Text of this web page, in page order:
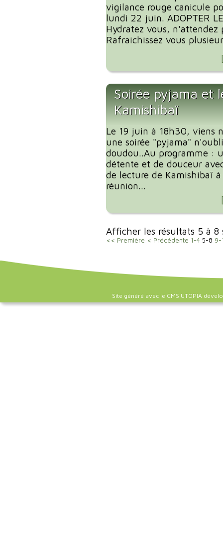
vigilance rouge canicule
lundi 22 juin. ADOPTER
Hydratez vous,
Rafraichissez vous
Soirée pyjama et
Kamishibaï
Le 19 juin à 18h30, viens
une soirée "pyjama"
doudou..Au programme :
détente et de douceur
de lecture de Kamishibaï
réunion...
Afficher les résultats 5 à
<< Première < Précédente 1-4 5-8 9-
Site généré avec le CMS UTOPIA